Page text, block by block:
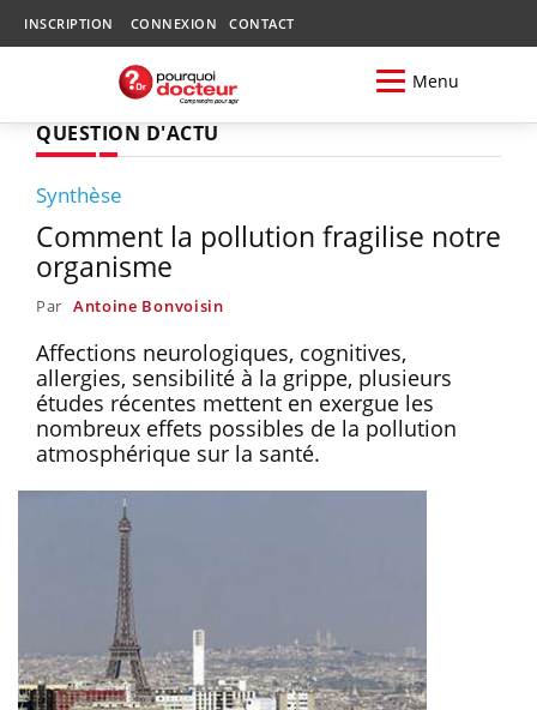
INSCRIPTION CONNEXION CONTACT
Menu
QUESTION D'ACTU
Synthèse
Comment la pollution fragilise notre
organisme
Par Antoine Bonvoisin
Affections neurologiques, cognitives,
allergies, sensibilité à la grippe, plusieurs
études récentes mettent en exergue les
nombreux effets possibles de la pollution
atmosphérique sur la santé.